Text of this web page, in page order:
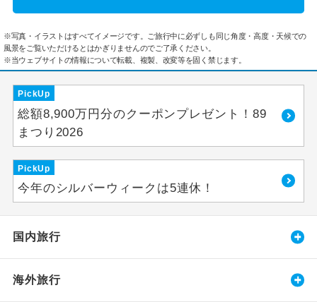
※写真・イラストはすべてイメージです。ご旅行中に必ずしも同じ角度・高度・天候での
風景をご覧いただけるとはかぎりませんのでご了承ください。
※当ウェブサイトの情報について転載、複製、改変等を固く禁じます。
PickUp
総額8,900万円分のクーポンプレゼント！89
まつり2026
PickUp
今年のシルバーウィークは5連休！
国内旅行
海外旅行